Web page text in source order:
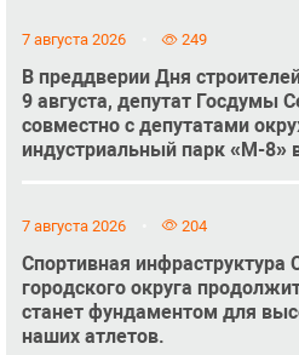
7 августа 2026 249
В преддверии Дня
9 августа, депутат Госдумы
совместно с депутатами
индустриальный парк «М-8»
7 августа 2026 204
Спортивная инфраструктура
городского округа
станет фундаментом для
наших атлетов.